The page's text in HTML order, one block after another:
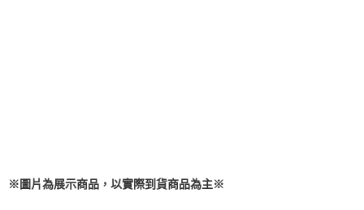
※圖片為展示商品，以實際到貨商品為主※